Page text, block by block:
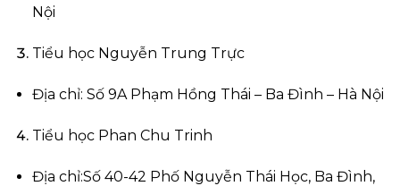
Nội
Tiểu học Nguyễn Trung Trực
Địa chỉ: Số 9A Phạm Hồng Thái – Ba Đình – Hà Nội
Tiểu học Phan Chu Trinh
Địa chỉ:Số 40-42 Phố Nguyễn Thái Học, Ba Đình,